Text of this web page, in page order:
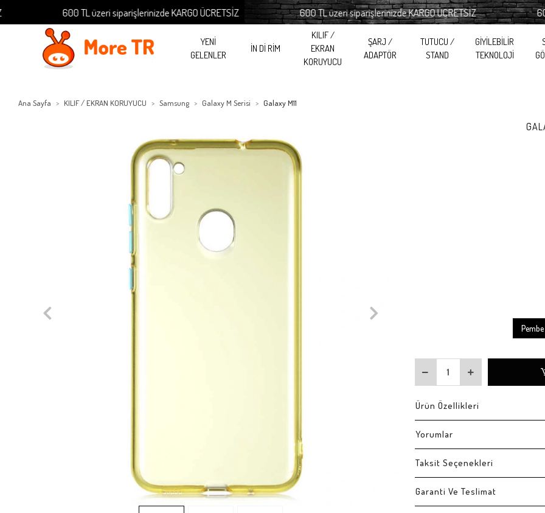
600 TL üzeri siparişlerinizde KARGO ÜCRETSİZ 600 TL üzeri siparişlerinizde KARGO ÜCRETSİZ 600 TL
YENİ
GELENLER
İN Dİ RİM
KILIF /
EKRAN
KORUYUCU
ŞARJ /
ADAPTÖR
TUTUCU /
STAND
GİYİLEBİLİR
TEKNOLOJİ
Ana Sayfa KILIF / EKRAN KORUYUCU Samsung Galaxy M Serisi Galaxy M11
Pembe
Ürün Özellikleri
Yorumlar
Taksit Seçenekleri
Garanti Ve Teslimat